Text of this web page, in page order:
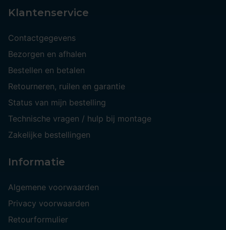
Klantenservice
Contactgegevens
Bezorgen en afhalen
Bestellen en betalen
Retourneren, ruilen en garantie
Status van mijn bestelling
Technische vragen / hulp bij montage
Zakelijke bestellingen
Informatie
Algemene voorwaarden
Privacy voorwaarden
Retourformulier